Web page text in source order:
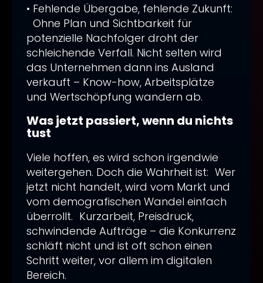
• Fehlende Übergabe, fehlende Zukunft:
Ohne Plan und Sichtbarkeit für
potenzielle Nachfolger droht der
schleichende Verfall. Nicht selten wird
das Unternehmen dann ins Ausland
verkauft – Know-how, Arbeitsplätze
und Wertschöpfung wandern ab.
Was jetzt passiert, wenn du nichts
tust
Viele hoffen, es wird schon irgendwie
weitergehen. Doch die Wahrheit ist: Wer
jetzt nicht handelt, wird vom Markt und
vom demografischen Wandel einfach
überrollt. Kurzarbeit, Preisdruck,
schwindende Aufträge – die Konkurrenz
schläft nicht und ist oft schon einen
Schritt weiter, vor allem im digitalen
Bereich.